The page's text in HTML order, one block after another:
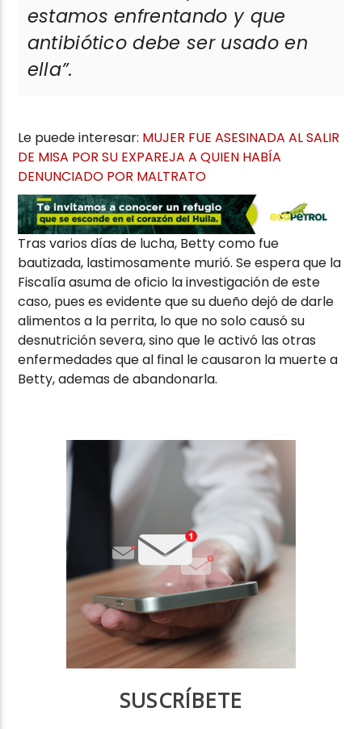
estamos enfrentando y que
antibiótico debe ser usado en
ella”.
Le puede interesar: MUJER FUE ASESINADA AL SALIR
DE MISA POR SU EXPAREJA A QUIEN HABÍA
DENUNCIADO POR MALTRATO
Tras varios días de lucha, Betty como fue
bautizada, lastimosamente murió. Se espera que la
Fiscalía asuma de oficio la investigación de este
caso, pues es evidente que su dueño dejó de darle
alimentos a la perrita, lo que no solo causó su
desnutrición severa, sino que le activó las otras
enfermedades que al final le causaron la muerte a
Betty, ademas de abandonarla.
SUSCRÍBETE